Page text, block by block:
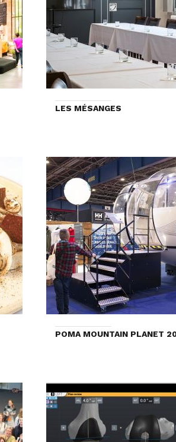
LES MÉSANGES
POMA MOUNTAIN PLANET